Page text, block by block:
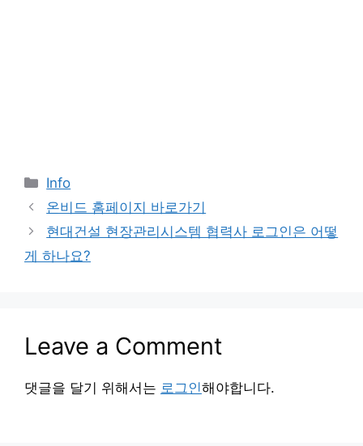
Categories
Info
온비드 홈페이지 바로가기
현대건설 현장관리시스템 협력사 로그인은 어떻
게 하나요?
Leave a Comment
댓글을 달기 위해서는 로그인해야합니다.